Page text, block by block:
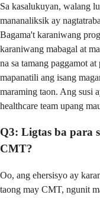
Sa kasalukuyan, walang
mananaliksik ay
Bagama't karaniwang
karaniwang mabagal at
na sa tamang paggamot
mapanatili ang isang
maraming taon. Ang susi
healthcare team upang
Q3: Ligtas ba para
CMT?
Oo, ang ehersisyo ay
taong may CMT, ngunit